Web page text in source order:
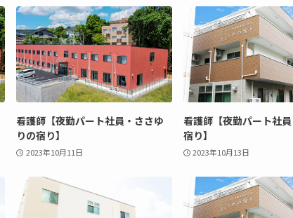
看護師【夜勤パート社員・ささゆ
りの宿り】
2023年10月11日
看護師【夜勤パート社
宿り】
2023年10月13日